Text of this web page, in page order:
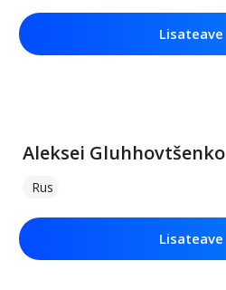
Lisateave
Aleksei Gluhhovtšenko
Rus
Lisateave